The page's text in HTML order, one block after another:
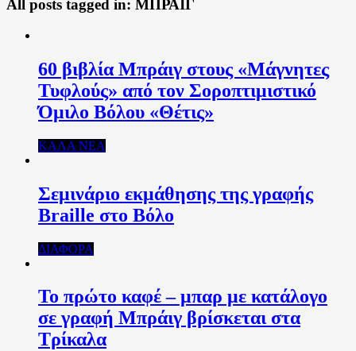
All posts tagged in: ΜΠΡΑΙΓ
60 βιβλία Μπράιγ στους «Μάγνητες
Τυφλούς» από τον Σοροπτιμιστικό
Όμιλο Βόλου «Θέτις»
ΚΑΛΑ ΝΕΑ
Σεμινάριο εκμάθησης της γραφής
Braille στο Βόλο
ΔΙΑΦΟΡΑ
Το πρώτο καφέ – μπαρ με κατάλογο
σε γραφή Μπράιγ βρίσκεται στα
Τρίκαλα